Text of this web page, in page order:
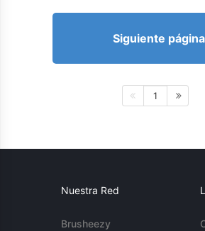
Siguiente página
1
Nuestra Red
Brusheezy